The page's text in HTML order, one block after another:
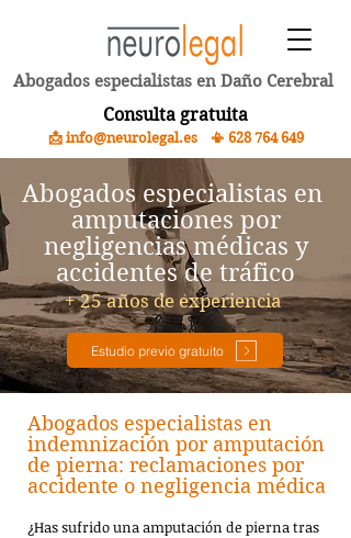
Abogados especialistas en Daño Cerebral
Consulta gratuita
📩 info@neurolegal.es 📳 628 764 649
Abogados especialistas en
amputaciones por
negligencias médicas y
accidentes de tráfico
+ 25 años de experiencia
Estudio previo gratuito
Abogados especialistas en
indemnización por amputación
de pierna: reclamaciones por
accidente o negligencia médica
¿Has sufrido una amputación de pierna tras